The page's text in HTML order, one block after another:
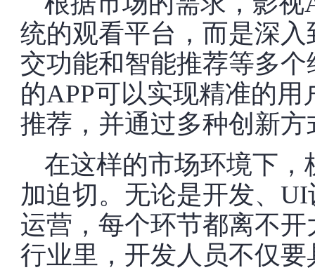
统的观看平台，而是深
交功能和智能推荐等多
的APP可以实现精准的
推荐，并通过多种创新
在这样的市场环境下，
加迫切。无论是开发、
运营，每个环节都离不
行业里，开发人员不仅